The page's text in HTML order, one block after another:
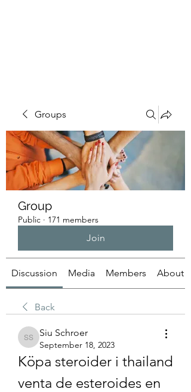
Groups
Group
Public · 171 members
Join
Discussion Media Members About
Back
Siu Schroer
Siu Schroer
September 18, 2023
Köpa steroider i thailand
venta de esteroides en